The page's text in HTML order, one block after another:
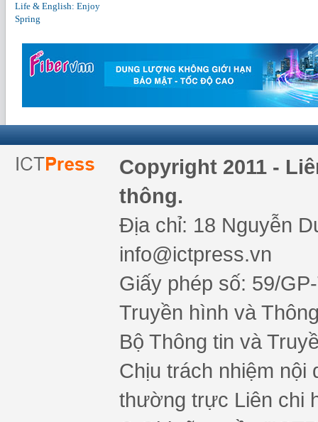
Life & English: Enjoy
Spring
Copyright 2011 -
thông.
Địa chỉ: 18 Nguyễn
info@ictpress.vn
Giấy phép số: 59/
Truyền hình và
Bộ Thông tin và
Chịu trách nhiệm nội
thường trực Liên chi